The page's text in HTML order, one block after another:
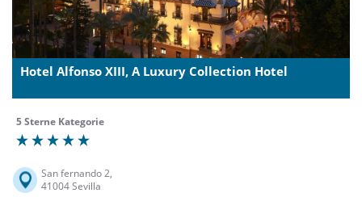
Hotel Alfonso XIII, A Luxury Collection Hotel
5 Sterne Kategorie
San fernando 2,
41004 Sevilla